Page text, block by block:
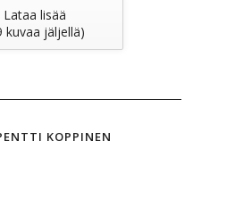
Lataa lisää
kuvaa jäljellä)
KOPPINEN